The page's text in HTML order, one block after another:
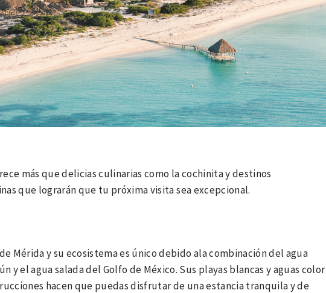
más que delicias culinarias como la cochinita y destinos
que lograrán que tu próxima visita sea excepcional.
Mérida y su ecosistema es único debido ala combinación del agua
y el agua salada del Golfo de México. Sus playas blancas y aguas color
hacen que puedas disfrutar de una estancia tranquila y de